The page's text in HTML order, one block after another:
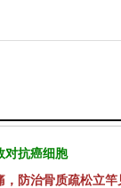
对抗癌细胞
防治骨质疏松立竿